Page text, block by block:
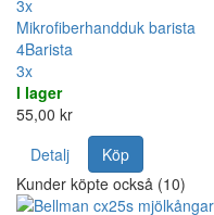
3x
Mikrofiberhandduk barista
4Barista
3x
I lager
55,00 kr
Detalj
Köp
Kunder köpte också (10)